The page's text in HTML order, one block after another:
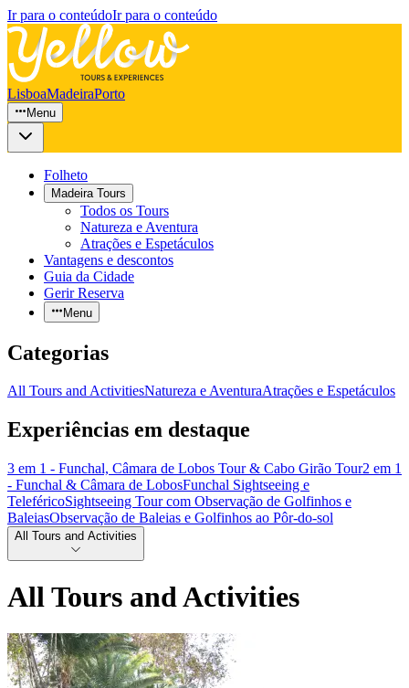
Ir para o conteúdoIr para o conteúdo
LisboaMadeiraPorto
Menu
Folheto
Madeira Tours
Todos os Tours
Natureza e Aventura
Atrações e Espetáculos
Vantagens e descontos
Guia da Cidade
Gerir Reserva
Menu
Categorias
All Tours and ActivitiesNatureza e AventuraAtrações e Espetáculos
Experiências em destaque
3 em 1 - Funchal, Câmara de Lobos Tour & Cabo Girão Tour2 em 1
- Funchal & Câmara de LobosFunchal Sightseeing e
TeleféricoSightseeing Tour com Observação de Golfinhos e
BaleiasObservação de Baleias e Golfinhos ao Pôr-do-sol
All Tours and Activities
All Tours and Activities